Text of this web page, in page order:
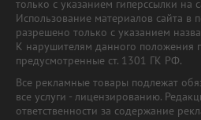
только с указанием гиперссылки на
Использование материалов сайта в
разрешено только с указанием
К нарушителям данного положения
предусмотренные ст. 1301 ГК РФ.
Все рекламные товары подлежат
все услуги - лицензированию.
ответственности за содержание